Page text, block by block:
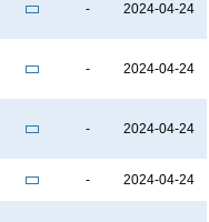
- 2024-04-24
- 2024-04-24
- 2024-04-24
- 2024-04-24